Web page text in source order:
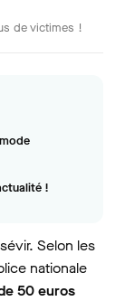
de victimes !
!
Selon les
nationale
50 euros